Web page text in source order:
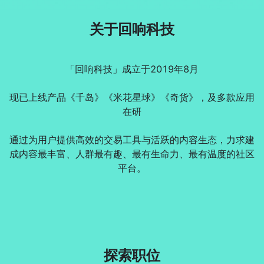
关于回响科技
「回响科技」成立于2019年8月
现已上线产品《千岛》《米花星球》《奇货》，及多款应用
在研
通过为用户提供高效的交易工具与活跃的内容生态，力求建
成内容最丰富、人群最有趣、最有生命力、最有温度的社区
平台。
探索职位